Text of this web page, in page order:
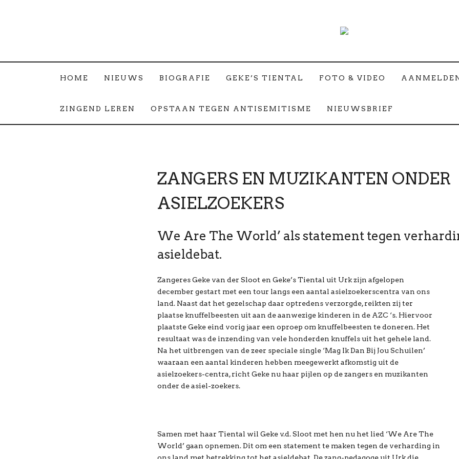
HOME NIEUWS BIOGRAFIE GEKE’S TIENTAL FOTO & VIDEO
ZINGEND LEREN OPSTAAN TEGEN ANTISEMITISME NIEUWSBRIEF
ZANGERS EN MUZIKANTEN ONDER
ASIELZOEKERS
We Are The World’ als statement tegen
asieldebat.
Zangeres Geke van der Sloot en Geke’s Tiental uit Urk zijn afgelopen
december gestart met een tour langs een aantal asielzoekerscentra van ons
land. Naast dat het gezelschap daar optredens verzorgde, reikten zij ter
plaatse knuffelbeesten uit aan de aanwezige kinderen in de AZC ‘s. Hiervoor
plaatste Geke eind vorig jaar een oproep om knuffelbeesten te doneren. Het
resultaat was de inzending van vele honderden knuffels uit het gehele land.
Na het uitbrengen van de zeer speciale single ‘Mag Ik Dan Bij Jou Schuilen’
waaraan een aantal kinderen hebben meegewerkt afkomstig uit de
asielzoekers-centra, richt Geke nu haar pijlen op de zangers en muzikanten
onder de asiel-zoekers.
Samen met haar Tiental wil Geke v.d. Sloot met hen nu het lied ‘We Are The
World’ gaan opnemen. Dit om een statement te maken tegen de verharding in
ons land met betrekking tot het asieldebat. De zang-pedagoge uit Urk die